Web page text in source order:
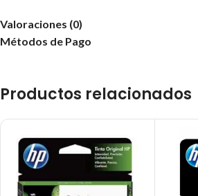
Valoraciones (0)
Métodos de Pago
Productos relacionados